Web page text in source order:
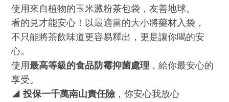
使用來自植物的玉米澱粉茶包袋，友善地球。
看的見才能安心！以最適當的大小將藥材入袋，
不只能將茶飲味道更容易釋出，更是讓你喝的安
心。
使用最高等級的食品防霉抑菌處理 ，給你最安心的
享受。
◢ 投保一千萬南山責任險 ，你安心我放心